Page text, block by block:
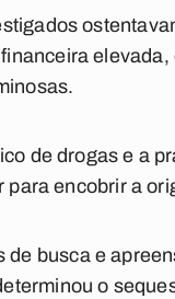
elevada,
de drogas e a
encobrir a
busca e
o